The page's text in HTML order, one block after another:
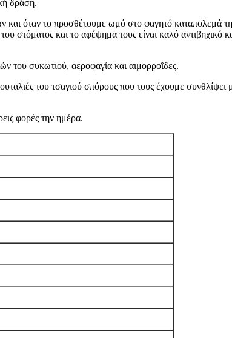
δράση.
και όταν το προσθέτουμε ωμό στο φαγητό καταπολεμά
στόματος και το αφέψημα τους είναι καλό
του συκωτιού, αεροφαγία και αιμορροΐδες.
του τσαγιού σπόρους που τους έχουμε
φορές την ημέρα.